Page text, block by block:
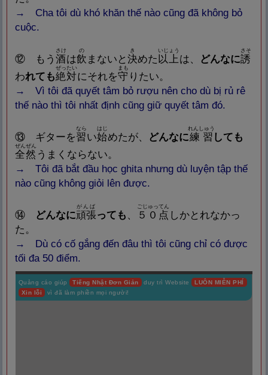
→ Cha tôi dù khó khăn thế nào cũng đã không bỏ
cuộc.
⑫ もう 酒
さけ
は飲
の
まないと 決
き
めた 以 上
いじょう
は、 どんなに誘
さそ
われても絶
Nghĩa: Tuyệt giao, cắt đứt, chia
対
ぜったい
にそれを守
まも
りたい。
→ Vì tôi đã quyết tâm bỏ rượu nên cho dù bị rủ rê
thế nào thì tôi nhất định cũng giữ quyết tâm đó.
⑬ ギターを習
なら
い始
はじ
めたが、 どんなに練 習
れんしゅう
しても
全然
ぜんぜん
うまくならない。
→ Tôi đã bắt đầu học ghita nhưng dù luyện tập thế
nào cũng không giỏi lên được.
⑭ どんなに頑
Nghĩa: Bướng bỉnh, ngoan cố,
張
がんば
っても ５０
ごじゅっ
点
てん
しかとれなかっ
た。
→ Dù có cố gắng đến đâu thì tôi cũng chỉ có được
tối đa 50 điểm.
Quảng cáo giúp Tiếng Nhật Đơn Giản duy trì Website LUÔN MIỄN PHÍ
Xin lỗi
vì đã làm phiền mọi người!